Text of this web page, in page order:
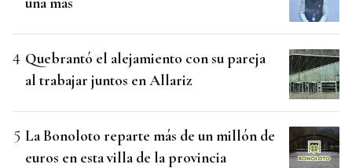
Quebrantó el alejamiento con su pareja
al trabajar juntos en Allariz
La Bonoloto reparte más de un millón de
euros en esta villa de la provincia